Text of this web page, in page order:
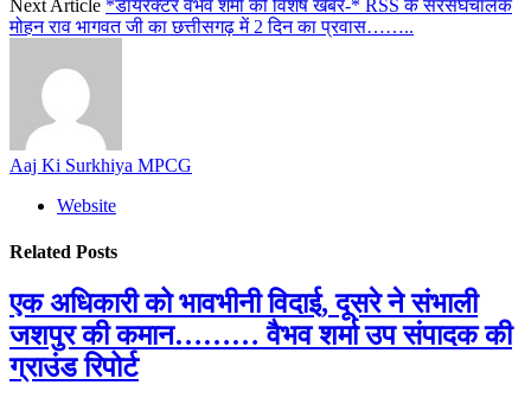
Next Article *डायरेक्टर वैभव शर्मा की विशेष खबर-* RSS के सरसंघचालक
मोहन राव भागवत जी का छत्तीसगढ़ में 2 दिन का प्रवास……..
Aaj Ki Surkhiya MPCG
Website
Related Posts
एक अधिकारी को भावभीनी विदाई, दूसरे ने संभाली
जशपुर की कमान……… वैभव शर्मा उप संपादक की
ग्राउंड रिपोर्ट